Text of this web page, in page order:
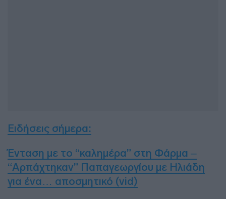
Ειδήσεις σήμερα:
Ένταση με το “καλημέρα” στη Φάρμα –
“Αρπάχτηκαν” Παπαγεωργίου με Ηλιάδη
για ένα… αποσμητικό (vid)